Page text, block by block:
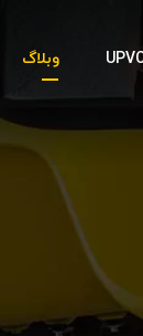
وبلاگ